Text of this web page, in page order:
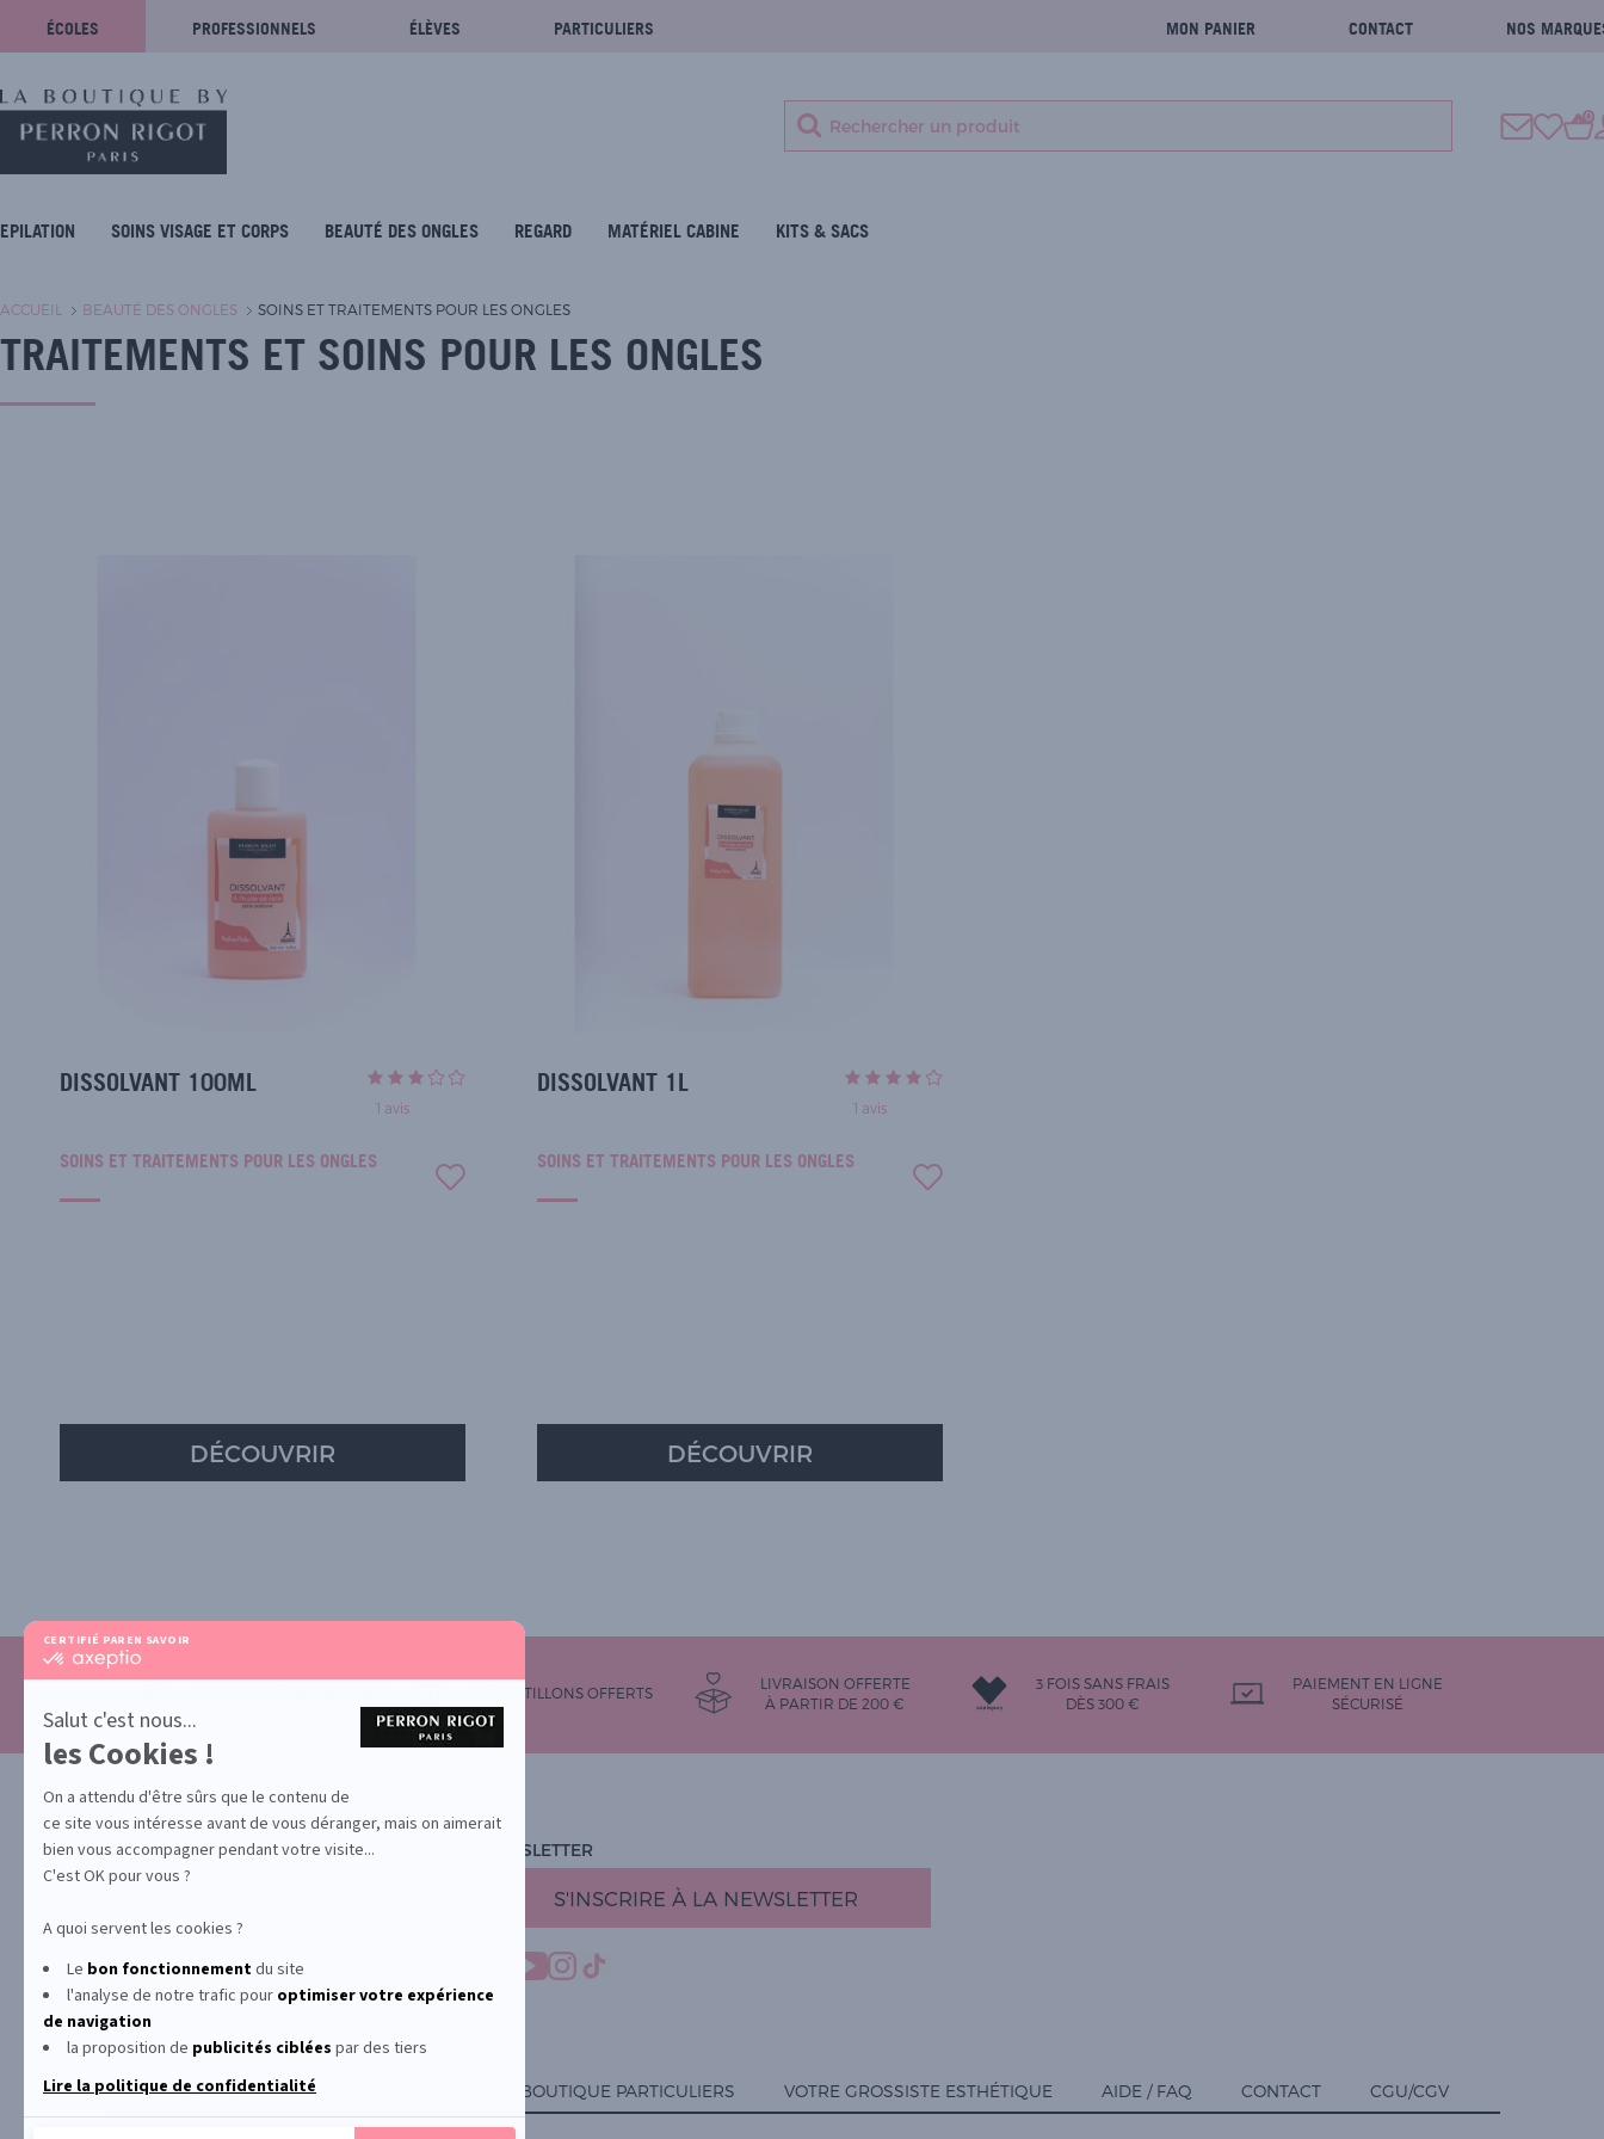
CERTIFIÉ PAR EN SAVOIR PLUS SUR
certifié
-
En
savoir
plus
sur
Axeptio
Salut c'est nous...
les Cookies !
On a attendu d'être sûrs que le contenu de
ce site vous intéresse avant de vous déranger, mais on aimerait
bien vous accompagner pendant votre visite...
C'est OK pour vous ?
A quoi servent les cookies ?
Le bon fonctionnementdu site
l'analyse de notre trafic pour optimiservotre expérience
de navigation
la proposition de publicités ciblées par des tiers
Lire la politique de confidentialité
ÉCOLES PROFESSIONNELS ÉLÈVES PARTICULIERS MON PANIER CONTACT NOS
0
EPILATION SOINS VISAGE ET CORPS BEAUTÉ DES ONGLES REGARD MATÉRIEL CABINE KITS & SACS
ACCUEIL BEAUTÉ DES ONGLES SOINS ET TRAITEMENTS POUR LES ONGLES
TRAITEMENTS ET SOINS POUR LES ONGLES
DISSOLVANT 100ML
1 avis
SOINS ET TRAITEMENTS POUR LES ONGLES
DÉCOUVRIR
DISSOLVANT 1L
1 avis
SOINS ET TRAITEMENTS POUR LES ONGLES
DÉCOUVRIR
ECHANTILLONS OFFERTS
LIVRAISON OFFERTE
À PARTIR DE 200 €
3 FOIS SANS FRAIS
DÈS 300 €
PAIEMENT EN LIGNE
SÉCURISÉ
NEWSLETTER
S'INSCRIRE À LA NEWSLETTER
PROMOTION DOCUMENTS UTILES BOUTIQUE PARTICULIERS VOTRE GROSSISTE ESTHÉTIQUE AIDE / FAQ CONTACT CGU/CGV